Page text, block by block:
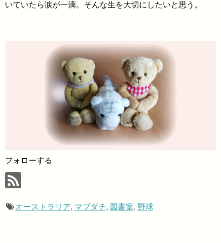
いていたら涙が一滴。そんな生を大切にしたいと思う。
フォローする
オーストラリア, マブダチ, 図書室, 野球